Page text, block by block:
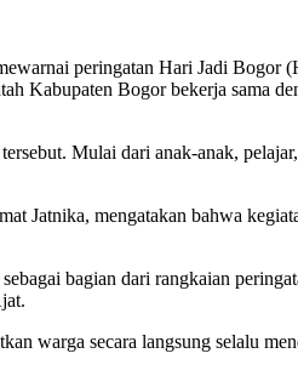
peringatan Hari Jadi
Kabupaten Bogor bekerja sama
Mulai dari anak-anak,
mengatakan bahwa
bagian dari rangkaian
warga secara langsung selalu